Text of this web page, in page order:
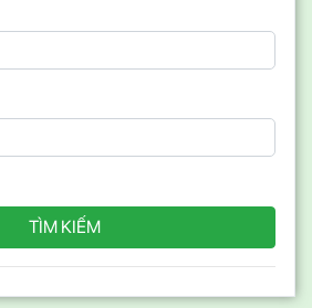
TÌM KIẾM